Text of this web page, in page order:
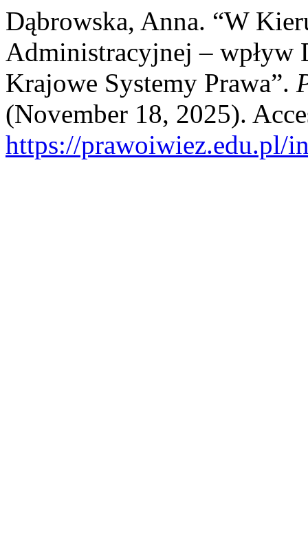
Dąbrowska, Anna. “W
Administracyjnej – wpływ
Krajowe Systemy Prawa”.
(November 18, 2025).
https://prawoiwiez.edu.pl/